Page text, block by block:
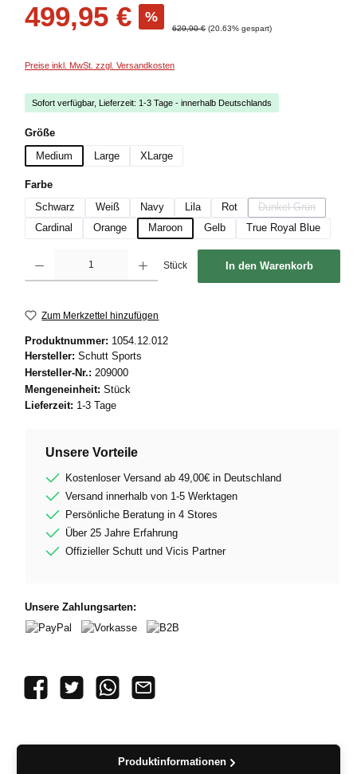
499,95 € %
Regulärer Preis:
629,90 € (20.63% gespart)
Preise inkl. MwSt. zzgl. Versandkosten
Sofort verfügbar, Lieferzeit: 1-3 Tage - innerhalb Deutschlands
Größeauswählen
Medium
Large XLarge
Farbeauswählen
Schwarz
Weiß Navy Lila Rot Dunkel Grün
(Diese Option ist
Cardinal Orange Maroon Gelb True Royal Blue
Stück In den Warenkorb
Zum Merkzettel hinzufügen
Produktnummer: 1054.12.012
Hersteller: Schutt Sports
Hersteller-Nr.: 209000
Mengeneinheit: Stück
Lieferzeit: 1-3 Tage
Unsere Vorteile
Kostenloser Versand ab 49,00€ in Deutschland
Versand innerhalb von 1-5 Werktagen
Persönliche Beratung in 4 Stores
Über 25 Jahre Erfahrung
Offizieller Schutt und Vicis Partner
Unsere Zahlungsarten:
Produktinformationen